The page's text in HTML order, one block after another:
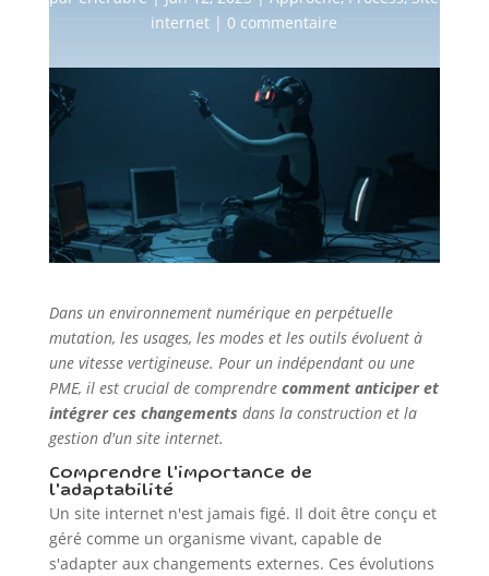
internet |0 commentaire
Dans un environnement numérique en perpétuelle
mutation, les usages, les modes et les outils évoluent à
une vitesse vertigineuse. Pour un indépendant ou une
PME, il est crucial de comprendre comment anticiper et
intégrer ces changements dans la construction et la
gestion d'un site internet.
Comprendre l'importance de
l'adaptabilité
Un site internet n'est jamais figé. Il doit être conçu et
géré comme un organisme vivant, capable de
s'adapter aux changements externes. Ces évolutions